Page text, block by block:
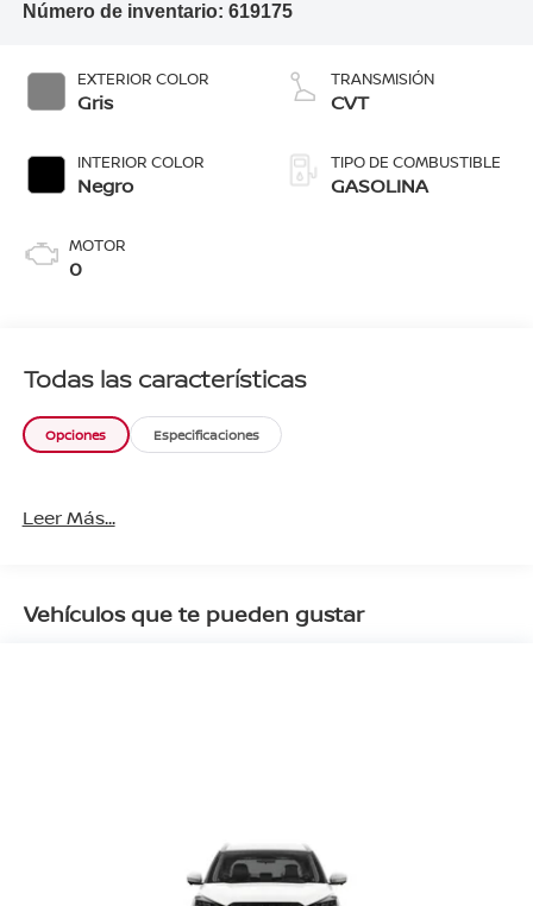
Número de inventario: 619175
EXTERIOR COLOR
Gris
INTERIOR COLOR
Negro
MOTOR
0
TRANSMISIÓN
CVT
TIPO DE COMBUSTIBLE
GASOLINA
Todas las características
Opciones Especificaciones
Leer Más...
Vehículos que te pueden gustar